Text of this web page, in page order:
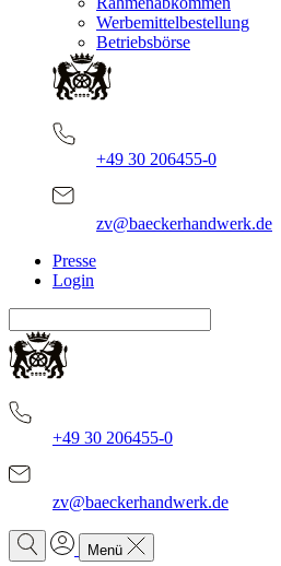
Werbemittelbestellung
Betriebsbörse
+49 30 206455-0
zv@baeckerhandwerk.de
Presse
Login
+49 30 206455-0
zv@baeckerhandwerk.de
Menü